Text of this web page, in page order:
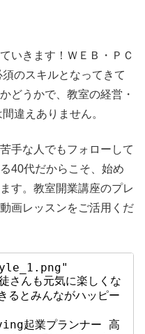
いきます！ＷＥＢ・ＰＣ
のスキルとなってきて
どうかで、教室の経営・
違えありません。
手な人でもフォローして
40代だからこそ、始め
す。教室開業講座のプレ
画レッスンをご活用くだ